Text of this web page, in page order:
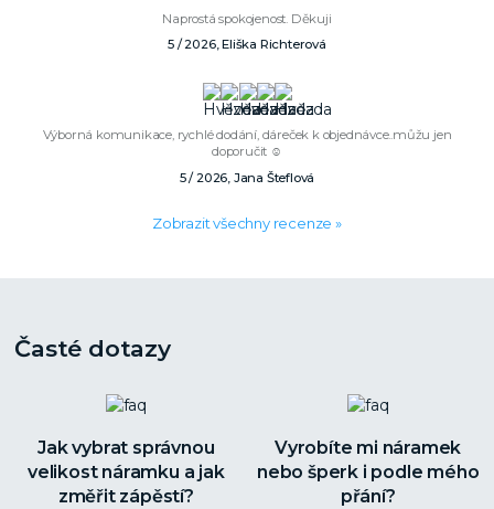
Naprostá spokojenost. Děkuji
5 / 2026, Eliška Richterová
Výborná komunikace, rychlé dodání, dáreček k objednávce..můžu jen
doporučit ☺️
5 / 2026, Jana Šteflová
Zobrazit všechny recenze »
Časté dotazy
Jak vybrat správnou
velikost náramku a jak
změřit zápěstí?
Vyrobíte mi náramek
nebo šperk i podle mého
přání?